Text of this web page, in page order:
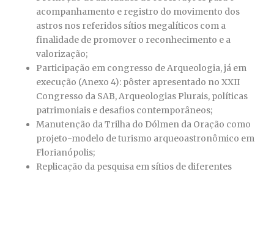
acompanhamento e registro do movimento dos
astros nos referidos sítios megalíticos com a
finalidade de promover o reconhecimento e a
valorização;
Participação em congresso de Arqueologia, já em
execução (Anexo 4): pôster apresentado no XXII
Congresso da SAB, Arqueologias Plurais, políticas
patrimoniais e desafios contemporâneos;
Manutenção da Trilha do Dólmen da Oração como
projeto-modelo de turismo arqueoastronômico em
Florianópolis;
Replicação da pesquisa em sítios de diferentes